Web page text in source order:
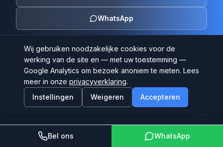
WhatsApp
Bel ons WhatsApp
Wij gebruiken noodzakelijke cookies voor de
werking van de site en — met uw toestemming —
Google Analytics om bezoek anoniem te meten. Lees
meer in onze privacyverklaring.
Instellingen
Weigeren Accepteren